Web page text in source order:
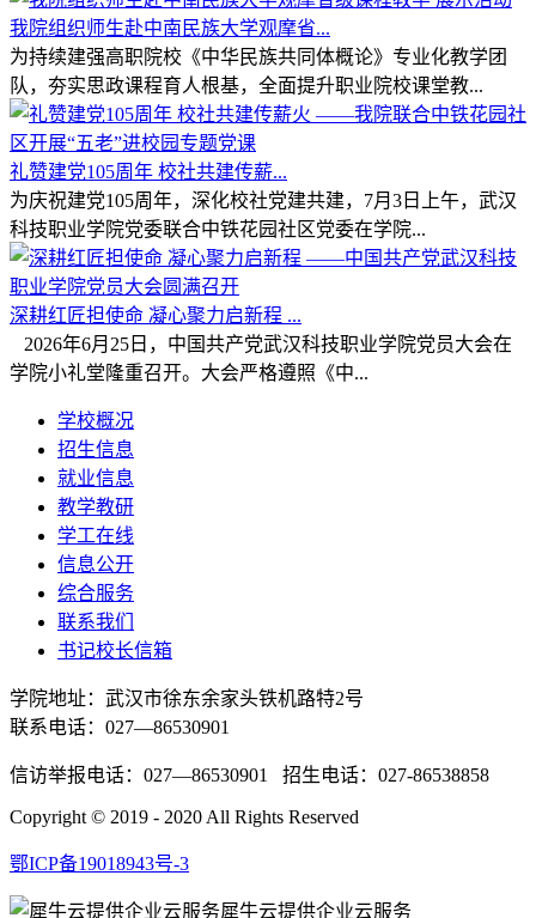
我院组织师生赴中南民族大学观摩省...
为持续建强高职院校《中华民族共同体概论》专业化教学团
队，夯实思政课程育人根基，全面提升职业院校课堂教...
礼赞建党105周年 校社共建传薪...
为庆祝建党105周年，深化校社党建共建，7月3日上午，武汉
科技职业学院党委联合中铁花园社区党委在学院...
深耕红匠担使命 凝心聚力启新程 ...
2026年6月25日，中国共产党武汉科技职业学院党员大会在
学院小礼堂隆重召开。大会严格遵照《中...
学校概况
招生信息
就业信息
教学教研
学工在线
信息公开
综合服务
联系我们
书记校长信箱
学院地址： 武汉市徐东余家头铁机路特2号
联系电话：027—86530901
信访举报电话：027—86530901 招生电话：027-86538858
Copyright © 2019 - 2020 All Rights Reserved
鄂ICP备19018943号-3
犀牛云提供企业云服务